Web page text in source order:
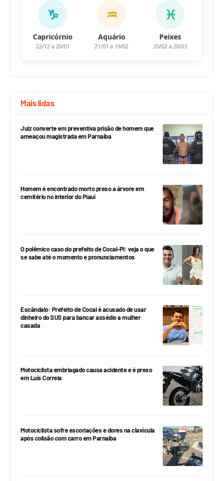
♑
Capricórnio
22/12 a 20/01
♒
Aquário
21/01 a 19/02
♓
Peixes
20/02 a 20/03
Mais lidas
Juiz converte em preventiva prisão de homem que
ameaçou magistrada em Parnaíba
Homem é encontrado morto preso a árvore em
cemitério no interior do Piauí
O polêmico caso do prefeito de Cocal-PI: veja o que
se sabe até o momento e pronunciamentos
Escândalo: Prefeito de Cocal é acusado de usar
dinheiro do SUS para bancar assédio a mulher
casada
Motociclista embriagado causa acidente e é preso
em Luís Correia
Motociclista sofre escoriações e dores na clavícula
após colisão com carro em Parnaíba